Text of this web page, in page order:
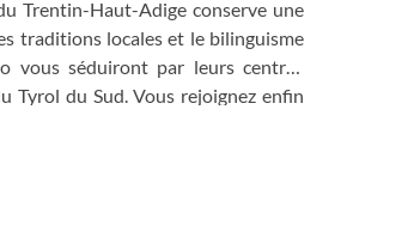
Trentin-Haut-Adige conserve une
traditions locales et le bilinguisme
vous séduiront par leurs centres
Tyrol du Sud. Vous rejoignez enfin